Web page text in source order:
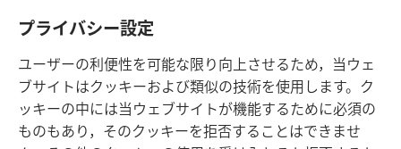
プライバシー設定
ユーザーの利便性を可能な限り向上させるため，当ウェ
ブサイトはクッキーおよび類似の技術を使用します。ク
ッキーの中には当ウェブサイトが機能するために必須の
ものもあり，そのクッキーを拒否することはできませ
50 その奴隷の主人は，奴隷が予期していない日，思って
もいない時刻に来て+，
たちと一緒にならせます。奴隷はそこで泣き悲しんだり歯
ぎしりしたりします+。